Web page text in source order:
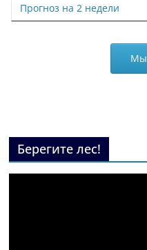
Прогноз на 2 недели
Берегите лес!